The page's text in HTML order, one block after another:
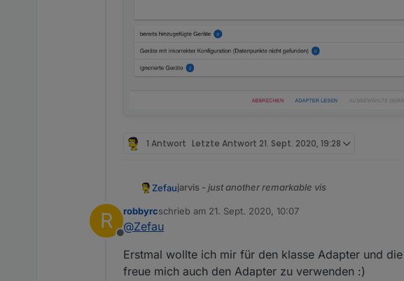
1 Antwort Letzte Antwort 21. Sept. 2020, 19:28
Zefaujarvis - just another remarkable vis
Was ist jarvis?
jarvis istresponsiveund passt sich der Größe des
R
Offline
robbyrcschrieb am 21. Sept. 2020, 10:07
zuletzt editiert von
@Zefau
Erstmal wollte ich mir für den klasse Adapter und
freue mich auch den Adapter zu verwenden :)